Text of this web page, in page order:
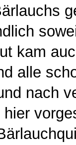
kam
alle
nach